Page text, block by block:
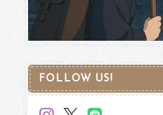
FOLLOW US!